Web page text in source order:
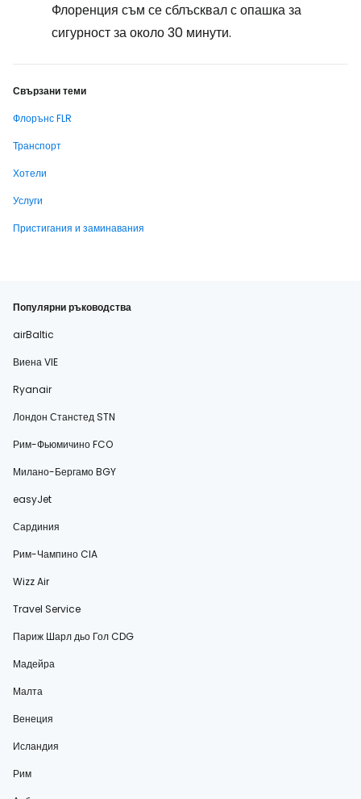
Флоренция съм се сблъсквал с опашка за
сигурност за около 30 минути.
Свързани теми
Флорънс FLR
Транспорт
Хотели
Услуги
Пристигания и заминавания
Популярни ръководства
airBaltic
Виена VIE
Ryanair
Лондон Станстед STN
Рим-Фьюмичино FCO
Милано-Бергамо BGY
easyJet
Сардиния
Рим-Чампино CIA
Wizz Air
Travel Service
Париж Шарл дьо Гол CDG
Мадейра
Малта
Венеция
Исландия
Рим